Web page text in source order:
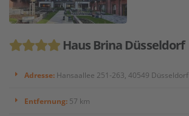
Haus Brina Düsseldorf
Adresse: Hansaallee 251-263, 40549 Düsseldorf
Entfernung: 57 km